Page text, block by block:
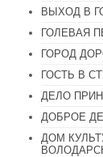
ВЫХОД В
ГОЛЕВАЯ
ГОРОД
ГОСТЬ В
ДЕЛО
ДОБРОЕ
ДОМ